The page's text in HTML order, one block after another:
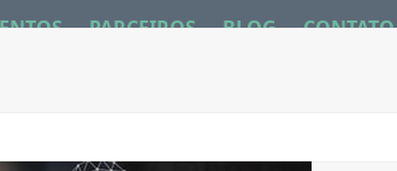
PARCEIROS BLOG CONTATO